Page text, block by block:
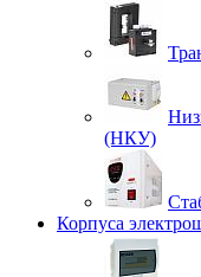
(НКУ)
Корпуса